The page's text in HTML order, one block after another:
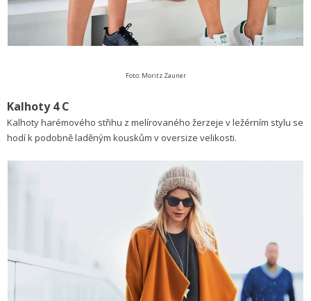
Foto: Moritz Zauner
Kalhoty 4 C
Kalhoty harémového střihu z melírovaného žerzeje v ležérním stylu se
hodí k podobně laděným kouskům v oversize velikosti.